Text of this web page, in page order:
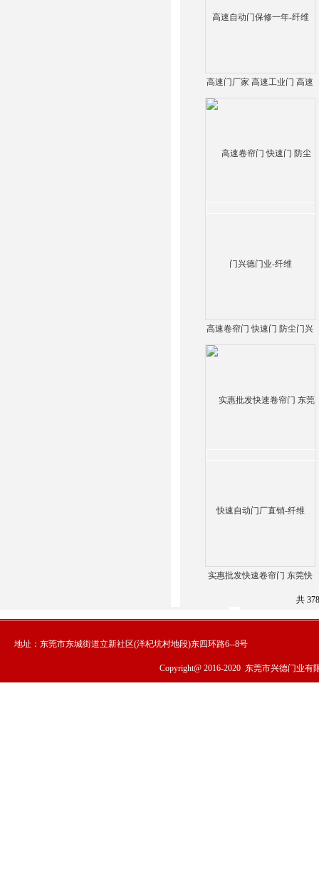
高速门厂家 高速工业门 高速
高速卷帘门 快速门 防尘门兴
实惠批发快速卷帘门 东莞快
共
地址：东莞市东城街道立新社区(洋杞坑村地段)东四环路6--8号
Copyright@ 2016-2020 东莞市兴德门业有